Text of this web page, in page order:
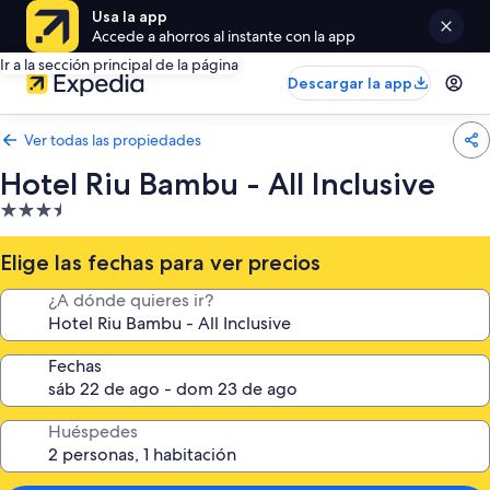
Usa la app
Accede a ahorros al instante con la app
Ir a la sección principal de la página
Descargar la app
Ver todas las propiedades
Hotel Riu Bambu - All Inclusive
Propiedad
de
3.5
estrellas
Elige las fechas para ver precios
¿A dónde quieres ir?
Fechas
Huéspedes